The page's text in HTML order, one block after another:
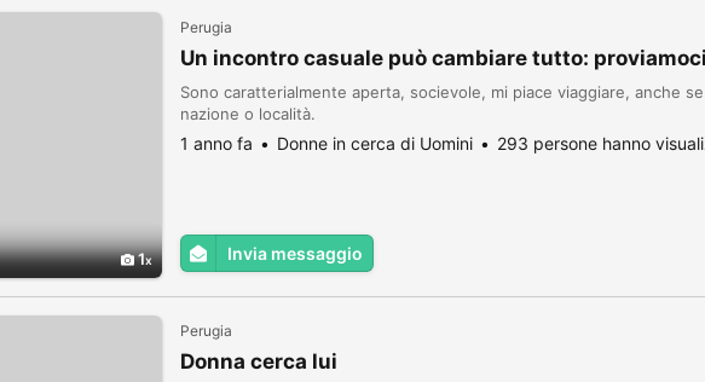
1
Perugia
Un incontro casuale può cambiare tutto:
Sono caratterialmente aperta, socievole, mi piace viaggiare, anche
nazione o località.
1 anno fa Donne in cerca di Uomini 293 persone hanno
Invia messaggio
Perugia
Donna cerca lui